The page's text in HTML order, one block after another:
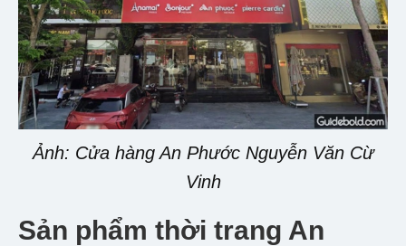
Ảnh: Cửa hàng An Phước Nguyễn Văn Cừ
Vinh
Sản phẩm thời trang An